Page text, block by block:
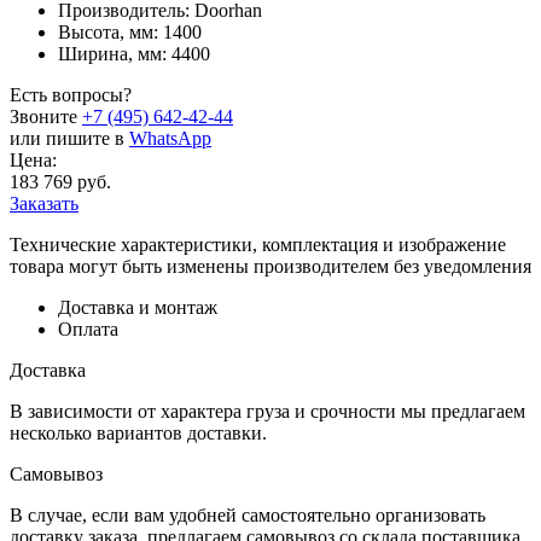
Производитель: Doorhan
Высота, мм: 1400
Ширина, мм: 4400
Есть вопросы?
Звоните +7 (495) 642-42-44
или пишите в WhatsApp
Цена:
183 769 руб.
Заказать
Технические характеристики, комплектация и изображение
товара могут быть изменены производителем без уведомления
Доставка и монтаж
Оплата
Доставка
В зависимости от характера груза и срочности мы предлагаем
несколько вариантов доставки.
Самовывоз
В случае, если вам удобней самостоятельно организовать
доставку заказа, предлагаем самовывоз со склада поставщика,